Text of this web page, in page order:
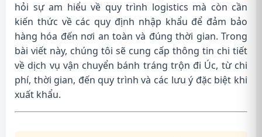
hỏi sự am hiểu về quy trình logistics mà còn cần
kiến thức về các quy định nhập khẩu để đảm bảo
hàng hóa đến nơi an toàn và đúng thời gian. Trong
bài viết này, chúng tôi sẽ cung cấp thông tin chi tiết
về dịch vụ vận chuyển bánh tráng trộn đi Úc, từ chi
phí, thời gian, đến quy trình và các lưu ý đặc biệt khi
xuất khẩu.